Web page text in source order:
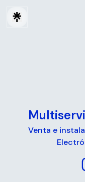
Venta e